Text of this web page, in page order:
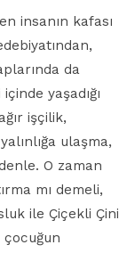
insanın kafası
da
yaşadığı
işçilik,
ulaşma,
O zaman
mı demeli,
ile Çiçekli Çini
çocuğun